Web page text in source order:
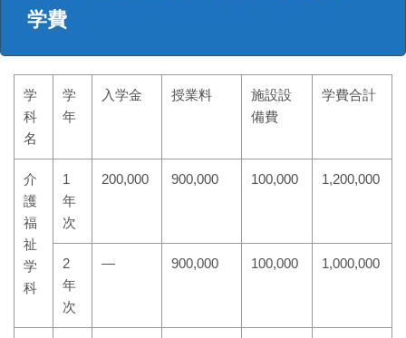
学費
学
科
名
学
年
入学金 授業料
施設設
備費
学費合計
介
護
福
祉
学
科
1
年
次
200,000 900,000 100,000 1,200,000
2
年
次
― 900,000 100,000 1,000,000